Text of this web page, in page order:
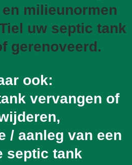
milieunormen
uw septic tank
gerenoveerd.
ook:
vervangen of
/ aanleg van een
septic tank